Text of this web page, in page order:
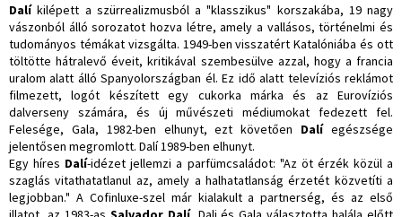
Dalíkilépett a szürrealizmusból a "klasszikus" korszakába, 19 nagy
vászonból álló sorozatot hozva létre, amely a vallásos, történelmi és
tudományos témákat vizsgálta. 1949-ben visszatért Katalóniába és ott
töltötte hátralevő éveit, kritikával szembesülve azzal, hogy a francia
uralom alatt álló Spanyolországban él. Ez idő alatt televíziós reklámot
filmezett, logót készített egy cukorka márka és az Eurovíziós
dalverseny számára, és új művészeti médiumokat fedezett fel.
Felesége, Gala, 1982-ben elhunyt, ezt követően Dalíegészsége
jelentősen megromlott. Dalí 1989-ben elhunyt.
Egy híres Dalí-idézet jellemzi a parfümcsaládot: "Az öt érzék közül a
szaglás vitathatatlanul az, amely a halhatatlanság érzetét közvetíti a
legjobban." A Cofinluxe-szel már kialakult a partnerség, és az első